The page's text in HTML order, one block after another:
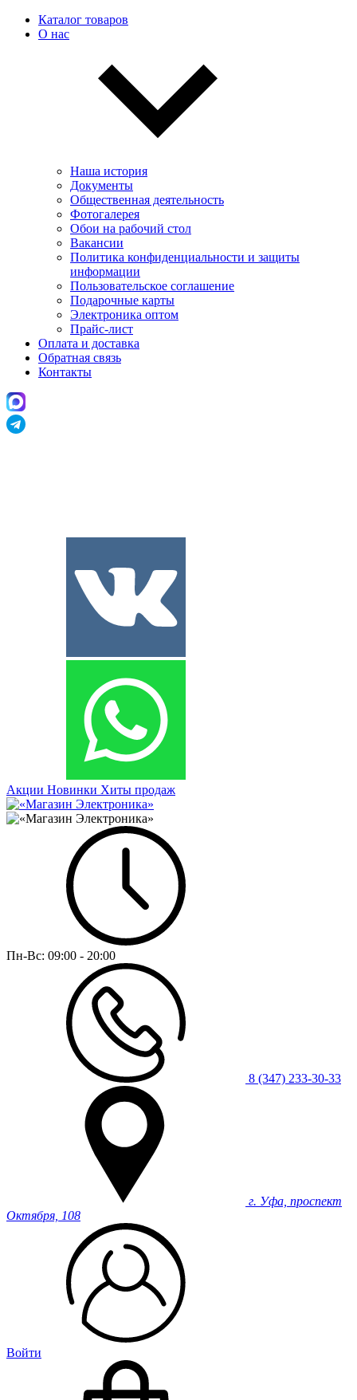
Каталог товаров
О нас
Наша история
Документы
Общественная деятельность
Фотогалерея
Обои на рабочий стол
Вакансии
Политика конфиденциальности и защиты
информации
Пользовательскоe соглашение
Подарочные карты
Электроника оптом
Прайс-лист
Оплата и доставка
Обратная связь
Контакты
Акции Новинки Хиты продаж
Пн-Вс: 09:00 - 20:00
8 (347) 233-30-33
г. Уфа, проспект
Октября, 108
Войти